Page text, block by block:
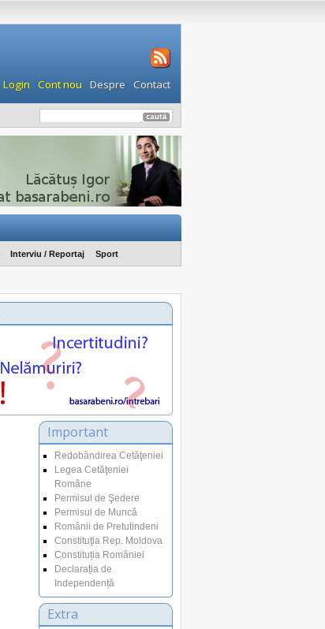
Login Cont nou Despre Contact
Interviu / Reportaj Sport
Important
Redobândirea Cetăţeniei
Legea Cetăţeniei
Române
Permisul de Şedere
Permisul de Muncă
Românii de Pretutindeni
Constituţia Rep. Moldova
Constituția României
Declarația de
Independență
Extra